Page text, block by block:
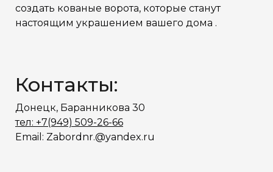
создать кованые ворота, которые станут
настоящим украшением вашего дома .
Контакты:
Донецк, Баранникова 30
тел: +7(949) 509-26-66
Email: Zabordnr.@yandex.ru